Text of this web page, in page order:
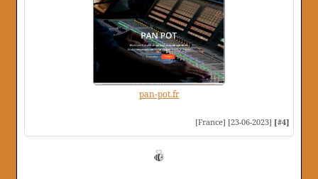
pan-pot.fr
[France] [23-06-2023] [#4]